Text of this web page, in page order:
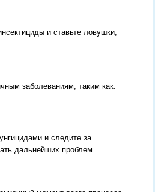
и ставьте ловушки,
заболеваниям, таким как:
и следите за
дальнейших проблем.